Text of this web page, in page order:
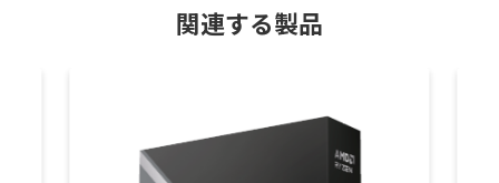
関連する製品